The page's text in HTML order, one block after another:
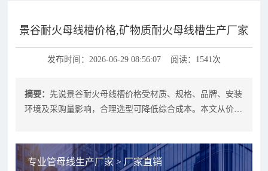
景谷耐火母线槽价格,矿物质耐火母线槽生产厂家
发布时间：2026-06-29 08:56:07 阅读：1541次
摘要：先说景谷耐火母线槽价格受材质、规格、品牌、安装
环境及采购量影响，合理选型可降低综合成本。本文从价格
专业管母线生产厂家 > 厂家直销